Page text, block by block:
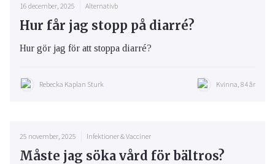
16 december, 2025 Alternativb
Hur får jag stopp på diarré?
Hur gör jag för att stoppa diarré?
Rebecka Kaplan Sturk Kvinna, 84 år
25 november, 2025 Infektioner & Vacciner
Måste jag söka vård för bältros?